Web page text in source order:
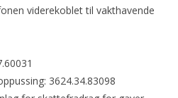
viderekoblet til vakthavende
3624.34.83098